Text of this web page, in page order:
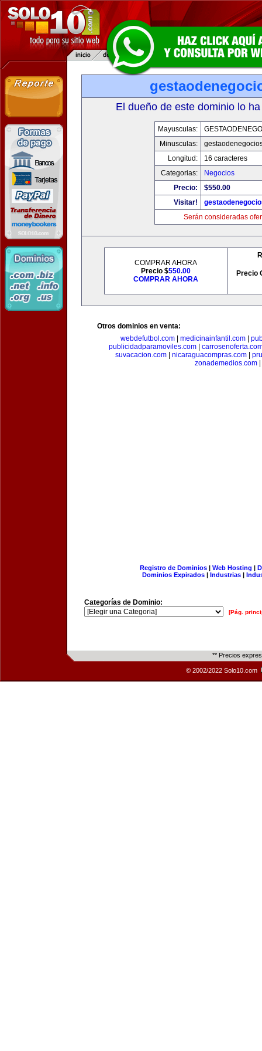
El dueño de este dominio lo
Mayusculas:
Minusculas:
Longitud:
16 caracteres
Categorias:
Negocios
Precio:
$550.00
Visitar!
Serán consideradas
COMPRAR AHORA
Precio $550.00
COMPRAR AHORA
Precio
Otros dominios en venta:
webdefutbol.com
medicinainfantil.com
publicidadparamoviles.com
suvacacion.com| nicaraguacompras.com|
zonademedios.com|
Registro de Dominios| Web Hosting |
Dominios Expirados | Industrias |
Categorías de Dominio:
[Pág.
** Precios
© 2002/2022 Solo10.com